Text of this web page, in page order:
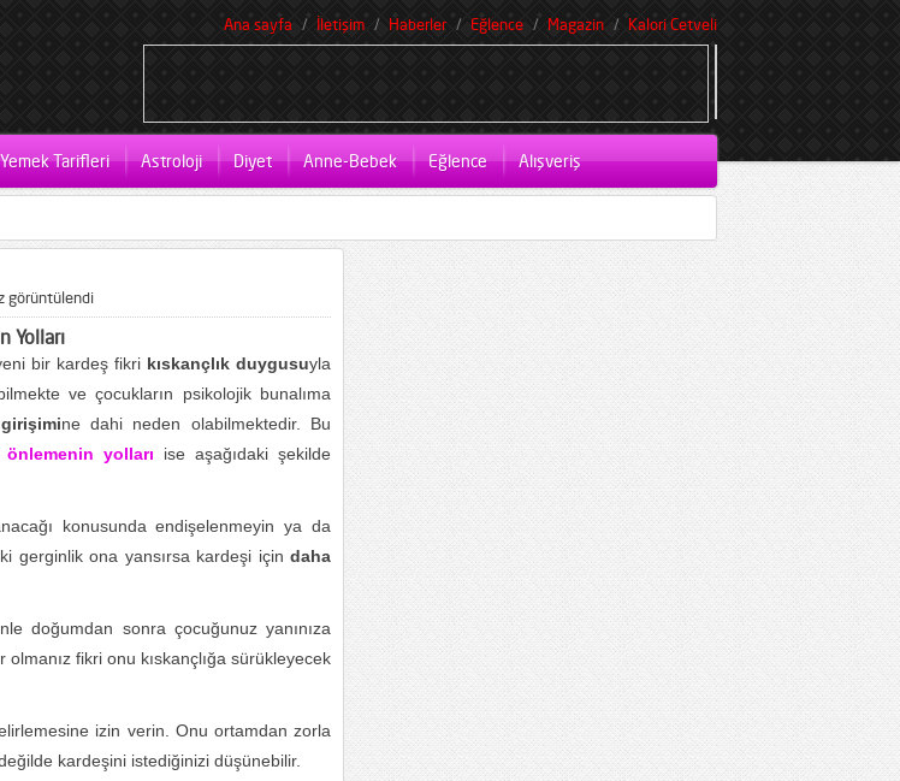
Ana sayfa İletişim Haberler Eğlence Magazin Kalori Cetveli
Yemek Tarifleri Astroloji Diyet Anne-Bebek Eğlence Alışveriş
görüntülendi
Yolları
bir kardeş fikri kıskançlık duygusuyla
ve çocukların psikolojik bunalıma
ne dahi neden olabilmektedir. Bu
önlemenin yolları ise aşağıdaki şekilde
konusunda endişelenmeyin ya da
gerginlik ona yansırsa kardeşi için daha
doğumdan sonra çocuğunuz yanınıza
fikri onu kıskançlığa sürükleyecek
izin verin. Onu ortamdan zorla
kardeşini istediğinizi düşünebilir.